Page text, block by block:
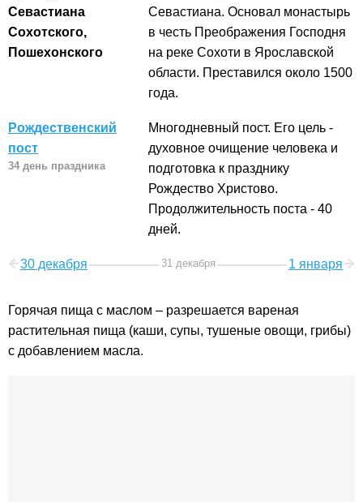
Севастиана
Сохотского,
Пошехонского
Севастиана. Основал монастырь
в честь Преображения Господня
на реке Сохоти в Ярославской
области. Преставился около 1500
года.
Рождественский
пост
34 день праздника
Многодневный пост. Его цель -
духовное очищение человека и
подготовка к празднику
Рождество Христово.
Продолжительность поста - 40
дней.
30 декабря 31 декабря 1 января
Горячая пища с маслом – разрешается вареная
растительная пища (каши, супы, тушеные овощи, грибы)
с добавлением масла.